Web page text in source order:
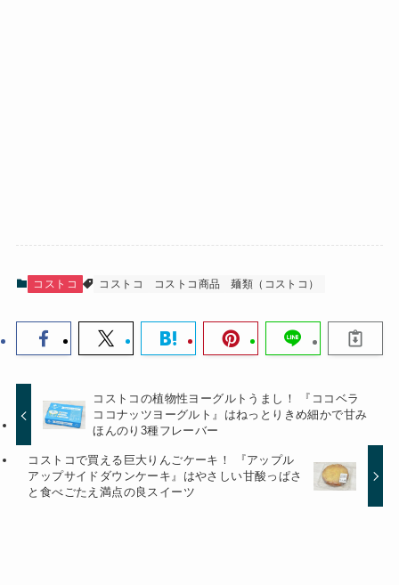
コストコ コストコ コストコ商品 麺類（コストコ）
コストコの植物性ヨーグルトうまし！ 『ココベラ
ココナッツヨーグルト』はねっとりきめ細かで甘み
ほんのり3種フレーバー
コストコで買える巨大りんごケーキ！ 『アップル
アップサイドダウンケーキ』はやさしい甘酸っぱさ
と食べごたえ満点の良スイーツ